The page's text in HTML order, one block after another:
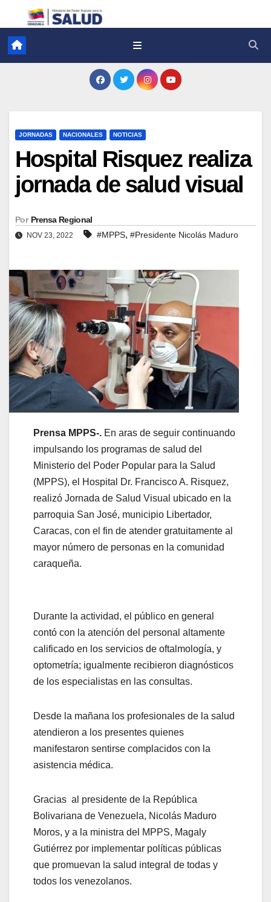
JORNADAS NACIONALES NOTICIAS
Hospital Risquez realiza
jornada de salud visual
Por Prensa Regional
NOV 23, 2022 #MPPS, #Presidente Nicolás Maduro
Prensa MPPS-. En aras de seguir continuando
impulsando los programas de salud del
Ministerio del Poder Popular para la Salud
(MPPS), el Hospital Dr. Francisco A. Risquez,
realizó Jornada de Salud Visual ubicado en la
parroquia San José, municipio Libertador,
Caracas, con el fin de atender gratuitamente al
mayor número de personas en la comunidad
caraqueña.
Durante la actividad, el público en general
contó con la atención del personal altamente
calificado en los servicios de oftalmología, y
optometría; igualmente recibieron diagnósticos
de los especialistas en las consultas.
Desde la mañana los profesionales de la salud
atendieron a los presentes quienes
manifestaron sentirse complacidos con la
asistencia médica.
Gracias al presidente de la República
Bolivariana de Venezuela, Nicolás Maduro
Moros, y a la ministra del MPPS, Magaly
Gutiérrez por implementar políticas públicas
que promuevan la salud integral de todas y
todos los venezolanos.